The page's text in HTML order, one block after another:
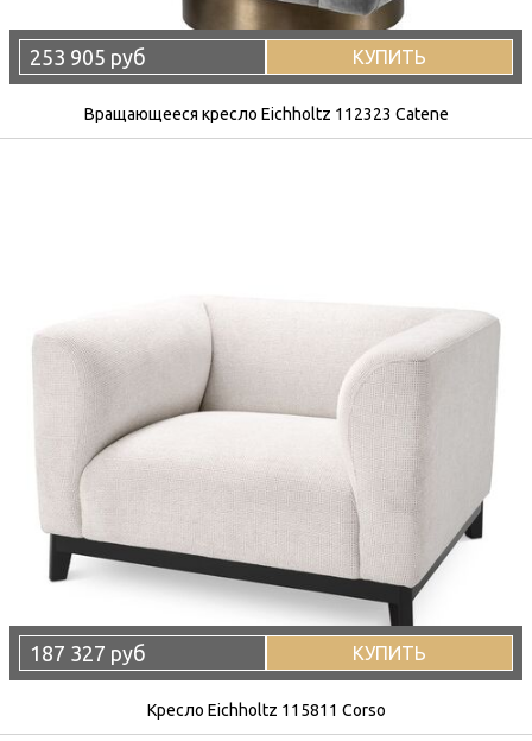
253 905 руб КУПИТЬ
Вращающееся кресло Eichholtz 112323 Catene
187 327 руб КУПИТЬ
Кресло Eichholtz 115811 Corso